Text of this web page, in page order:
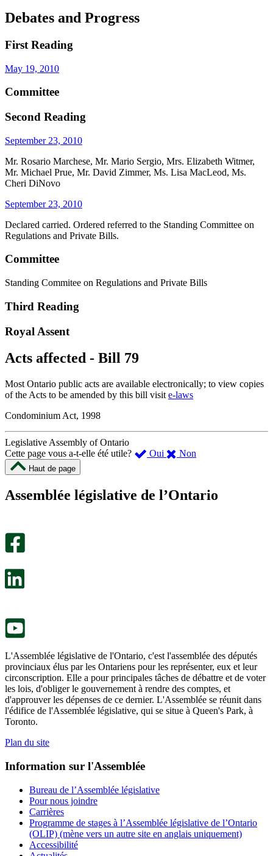
Debates and Progress
First Reading
May 19, 2010
Committee
Second Reading
September 23, 2010
Mr. Rosario Marchese, Mr. Mario Sergio, Mrs. Elizabeth Witmer,
Mr. Michael Prue, Mr. David Zimmer, Ms. Lisa MacLeod, Ms.
Cheri DiNovo
September 23, 2010
Declared carried. Ordered referred to the Standing Committee on
Regulations and Private Bills.
Committee
Standing Commitee on Regulations and Private Bills
Third Reading
Royal Assent
Acts affected - Bill 79
Most Ontario public acts are available electronically; to view copies
of the Acts to be amended by this bill visit e-laws
Condominium Act, 1998
Legislative Assembly of Ontario
Cette page vous a-t-elle été utile?
Oui ,
été
Non
m’a
Haut de page
Assemblée législative de l’Ontario
L'Assemblée législative de l'Ontario, c'est l'assemblée des députés
provinciaux élus par les Ontariens pour les représenter, eux et leur
circonscription. Elle a pour principales tâches de débattre et de voter
les lois, d'obliger le gouvernement à rendre des comptes, et
d'approuver les dépenses de ce dernier. L'Assemblée se réunit dans
l'édifice de l'Assemblée législative, qui se situe à Queen's Park, à
Toronto.
Plan du site
Information sur l'Assemblée
Bureau de l’Assemblée législative
Pour nous joindre
Carrières
Programme de stages à l’Assemblée législative de l’Ontario
(OLIP) (mène vers un autre site en anglais uniquement)
Accessibilité